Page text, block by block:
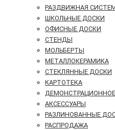
РАЗДВИЖНАЯ
ШКОЛЬНЫЕ ДОСКИ
ОФИСНЫЕ ДОСКИ
СТЕНДЫ
МОЛЬБЕРТЫ
МЕТАЛЛОКЕРАМИКА
СТЕКЛЯННЫЕ ДОСКИ
КАРТОТЕКА
АКСЕССУАРЫ
РАЗЛИНОВАННЫЕ
РАСПРОДАЖА